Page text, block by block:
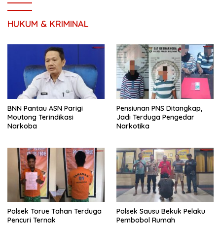
HUKUM & KRIMINAL
BNN Pantau ASN Parigi
Moutong Terindikasi
Narkoba
Pensiunan PNS Ditangkap,
Jadi Terduga Pengedar
Narkotika
Polsek Torue Tahan Terduga
Pencuri Ternak
Polsek Sausu Bekuk Pelaku
Pembobol Rumah